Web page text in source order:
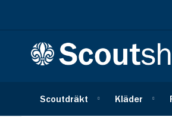
Scoutdräkt Kläder